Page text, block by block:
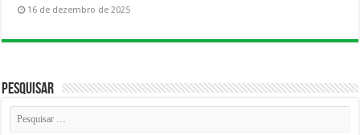
16 de dezembro de 2025
Pesquisar